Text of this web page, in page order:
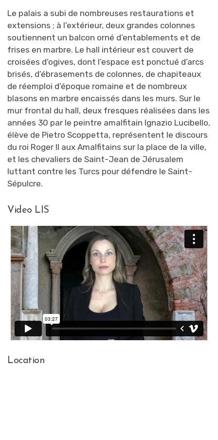
Le palais a subi de nombreuses restaurations et
extensions ; à l’extérieur, deux grandes colonnes
soutiennent un balcon orné d’entablements et de
frises en marbre. Le hall intérieur est couvert de
croisées d’ogives, dont l’espace est ponctué d’arcs
brisés, d’ébrasements de colonnes, de chapiteaux
de réemploi d’époque romaine et de nombreux
blasons en marbre encaissés dans les murs. Sur le
mur frontal du hall, deux fresques réalisées dans les
années 30 par le peintre amalfitain Ignazio Lucibello,
élève de Pietro Scoppetta, représentent le discours
du roi Roger II aux Amalfitains sur la place de la ville,
et les chevaliers de Saint-Jean de Jérusalem
luttant contre les Turcs pour défendre le Saint-
Sépulcre.
Video LIS
Location